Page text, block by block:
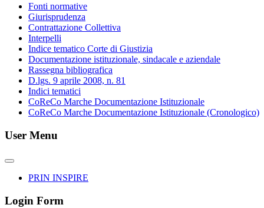
Fonti normative
Giurisprudenza
Contrattazione Collettiva
Interpelli
Indice tematico Corte di Giustizia
Documentazione istituzionale, sindacale e aziendale
Rassegna bibliografica
D.lgs. 9 aprile 2008, n. 81
Indici tematici
CoReCo Marche Documentazione Istituzionale
CoReCo Marche Documentazione Istituzionale (Cronologico)
User Menu
PRIN INSPIRE
Login Form